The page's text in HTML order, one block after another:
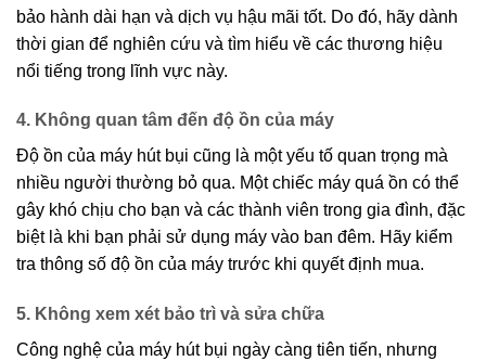
bảo hành dài hạn và dịch vụ hậu mãi tốt. Do đó, hãy dành
thời gian để nghiên cứu và tìm hiểu về các thương hiệu
nổi tiếng trong lĩnh vực này.
4. Không quan tâm đến độ ồn của máy
Độ ồn của máy hút bụi cũng là một yếu tố quan trọng mà
nhiều người thường bỏ qua. Một chiếc máy quá ồn có thể
gây khó chịu cho bạn và các thành viên trong gia đình, đặc
biệt là khi bạn phải sử dụng máy vào ban đêm. Hãy kiểm
tra thông số độ ồn của máy trước khi quyết định mua.
5. Không xem xét bảo trì và sửa chữa
Công nghệ của máy hút bụi ngày càng tiên tiến, nhưng